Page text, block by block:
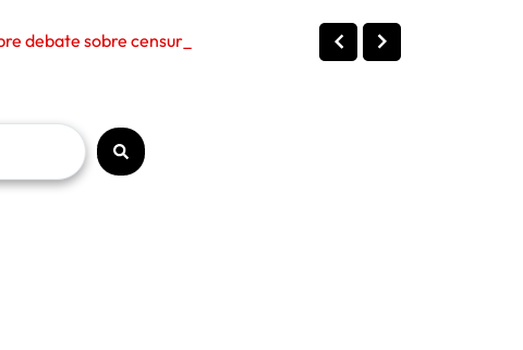
debate sobre censura, polít